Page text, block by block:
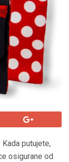
Kada putujete,
osigurane od